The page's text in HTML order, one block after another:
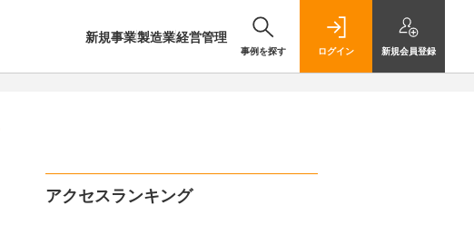
新規事業製造業経営管理
事例を探す ログイン 新規会員登録
アクセスランキング